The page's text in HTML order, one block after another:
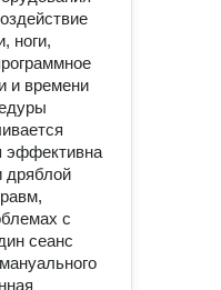
ноги,
и времени
эффективна
дряблой
с
сеанс